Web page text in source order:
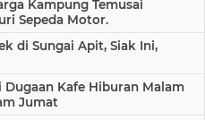
Kampung Temusai
Sepeda Motor.
di Sungai Apit, Siak Ini,
Kafe Hiburan Malam
Jumat